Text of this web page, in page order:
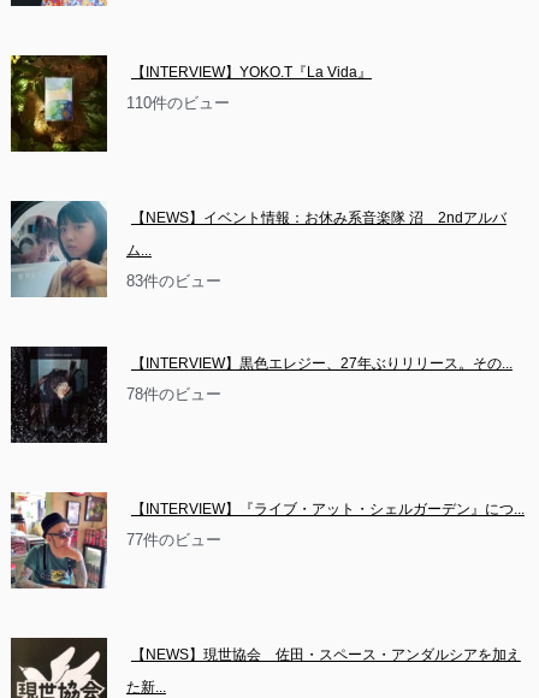
【INTERVIEW】YOKO.T『La Vida』
110件のビュー
【NEWS】イベント情報：お休み系音楽隊 沼　2ndアルバ
ム...
83件のビュー
【INTERVIEW】黒色エレジー、27年ぶりリリース。その...
78件のビュー
【INTERVIEW】『ライブ・アット・シェルガーデン』につ...
77件のビュー
【NEWS】現世協会　佐田・スペース・アンダルシアを加え
た新...